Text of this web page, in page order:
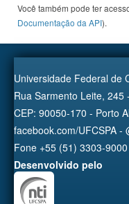
Você também pode ter
Documentação da API).
Universidade Federal de
Rua Sarmento Leite, 245
CEP: 90050-170 - Porto
facebook.com/UFCSPA -
Fone +55 (51) 3303-9000
Desenvolvido pelo